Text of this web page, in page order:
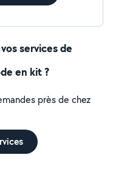
services de
en kit ?
près de chez